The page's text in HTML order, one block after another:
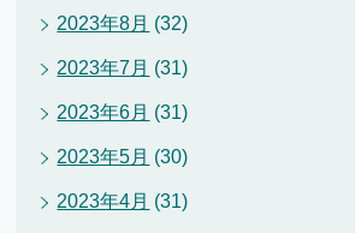
2023年8月 (32)
2023年7月 (31)
2023年6月 (31)
2023年5月 (30)
2023年4月 (31)